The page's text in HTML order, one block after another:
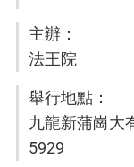
法王院
九龍新蒲崗大
5929